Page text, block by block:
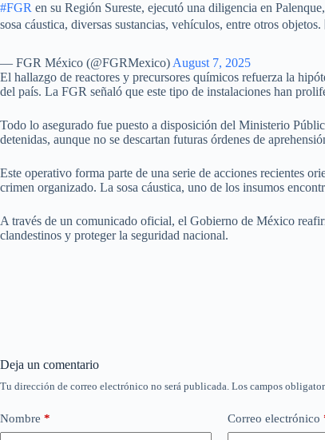
#FGR en su Región Sureste, ejecutó una diligencia en
sosa cáustica, diversas sustancias, vehículos, entre otros
— FGR México (@FGRMexico) August 7, 2025
El hallazgo de reactores y precursores químicos refuerza la
del país. La FGR señaló que este tipo de instalaciones han
Todo lo asegurado fue puesto a disposición del Ministerio
detenidas, aunque no se descartan futuras órdenes de
Este operativo forma parte de una serie de acciones recientes
crimen organizado. La sosa cáustica, uno de los insumos
A través de un comunicado oficial, el Gobierno de México
clandestinos y proteger la seguridad nacional.
Deja un comentario
Tu dirección de correo electrónico no será publicada. Los campos
Nombre * Correo electrónico